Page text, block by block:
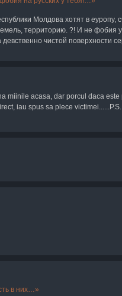
Молдова хотят в
территорию. ?! И не фобия
чистой поверхности
miinile acasa, dar porcul daca
iau spus sa plece
в них